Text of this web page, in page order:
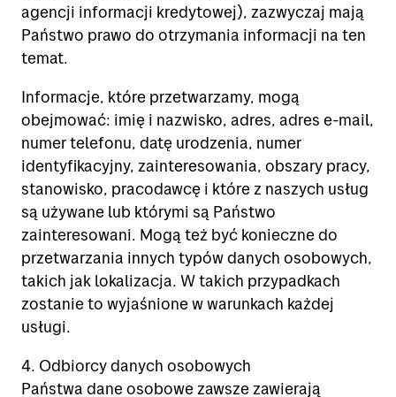
agencji informacji kredytowej), zazwyczaj mają
Państwo prawo do otrzymania informacji na ten
temat.
Informacje, które przetwarzamy, mogą
obejmować: imię i nazwisko, adres, adres e-mail,
numer telefonu, datę urodzenia, numer
identyfikacyjny, zainteresowania, obszary pracy,
stanowisko, pracodawcę i które z naszych usług
są używane lub którymi są Państwo
zainteresowani. Mogą też być konieczne do
przetwarzania innych typów danych osobowych,
takich jak lokalizacja. W takich przypadkach
zostanie to wyjaśnione w warunkach każdej
usługi.
4. Odbiorcy danych osobowych
Państwa dane osobowe zawsze zawierają